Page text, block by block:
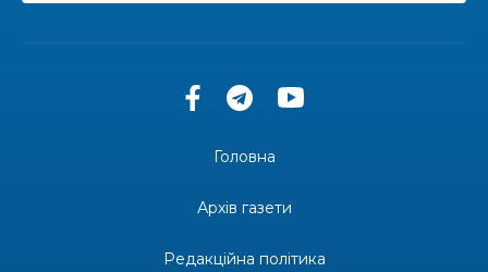
“Серпневі свята” – Клуб з народознавства
Юні мешканці Бахмутської громади у Харкові
долучилися до проєкту «Радість у дитячих
територіальної громади
«Дві музи» у Рівному: свято краси, мистецтва
Головна
Архів газети
Редакційна політика